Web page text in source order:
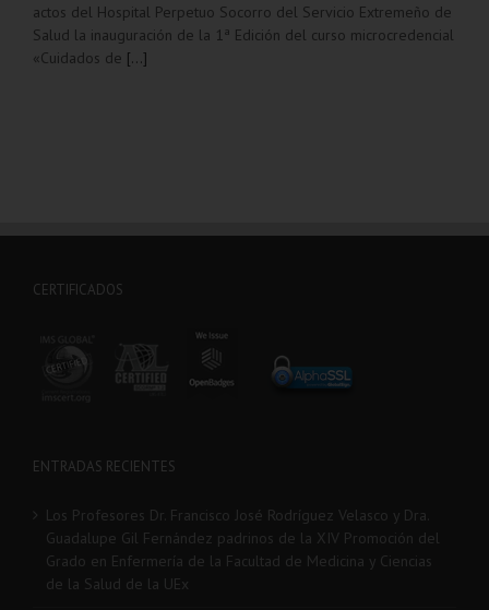
actos del Hospital Perpetuo Socorro del Servicio Extremeño de
Salud la inauguración de la 1ª Edición del curso microcredencial
«Cuidados de [...]
CERTIFICADOS
ENTRADAS RECIENTES
Los Profesores Dr. Francisco José Rodríguez Velasco y Dra.
Guadalupe Gil Fernández padrinos de la XIV Promoción del
Grado en Enfermería de la Facultad de Medicina y Ciencias
de la Salud de la UEx